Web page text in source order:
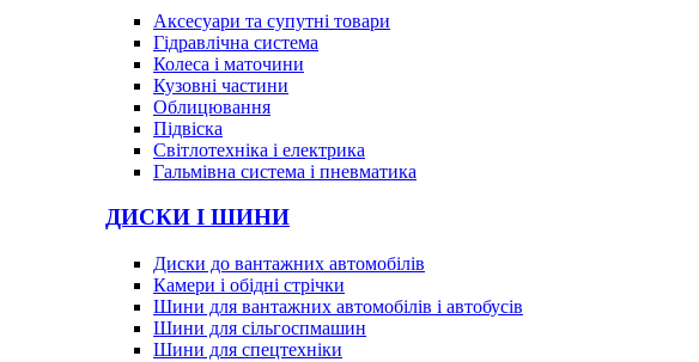
Аксесуари та супутні товари
Гідравлічна система
Колеса і маточини
Кузовні частини
Облицювання
Підвіска
Світлотехніка і електрика
Гальмівна система і пневматика
ДИСКИ І ШИНИ
Диски до вантажних автомобілів
Камери і обідні стрічки
Шини для вантажних автомобілів і автобусів
Шини для сільгоспмашин
Шини для спецтехніки